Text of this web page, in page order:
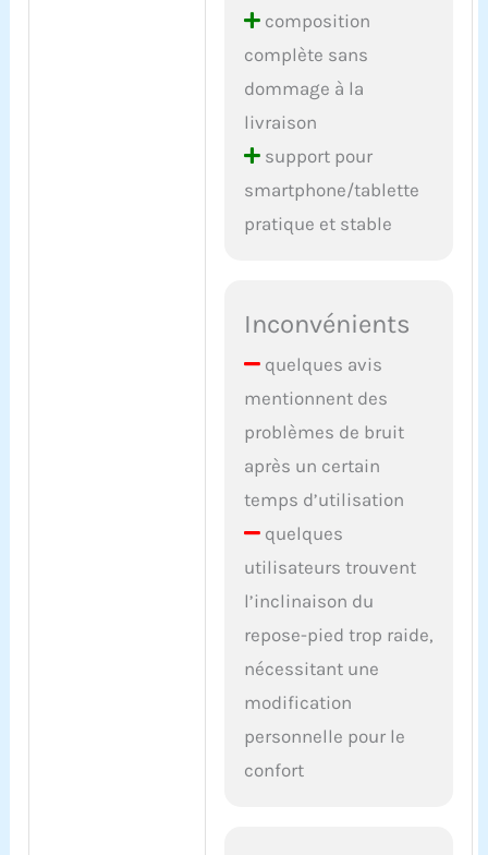
composition
complète sans
dommage à la
livraison
support pour
smartphone/tablette
pratique et stable
Inconvénients
quelques avis
mentionnent des
problèmes de bruit
après un certain
temps d’utilisation
quelques
utilisateurs trouvent
l’inclinaison du
repose-pied trop raide,
nécessitant une
modification
personnelle pour le
confort